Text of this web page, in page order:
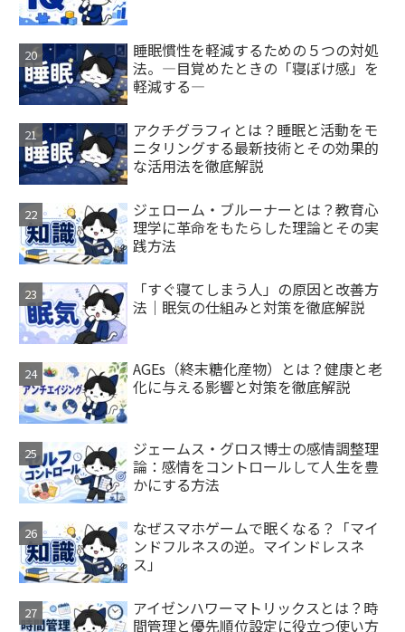
睡眠慣性を軽減するための５つの対処
法。―目覚めたときの「寝ぼけ感」を
軽減する―
アクチグラフィとは？睡眠と活動をモ
ニタリングする最新技術とその効果的
な活用法を徹底解説
ジェローム・ブルーナーとは？教育心
理学に革命をもたらした理論とその実
践方法
「すぐ寝てしまう人」の原因と改善方
法｜眠気の仕組みと対策を徹底解説
AGEs（終末糖化産物）とは？健康と老
化に与える影響と対策を徹底解説
ジェームス・グロス博士の感情調整理
論：感情をコントロールして人生を豊
かにする方法
なぜスマホゲームで眠くなる？「マイ
ンドフルネスの逆。マインドレスネ
ス」
アイゼンハワーマトリックスとは？時
間管理と優先順位設定に役立つ使い方